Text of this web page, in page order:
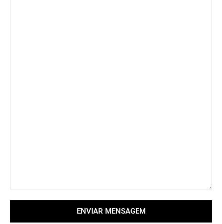
ENVIAR MENSAGEM